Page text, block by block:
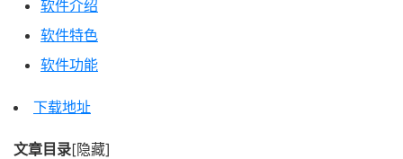
软件介绍
软件特色
软件功能
下载地址
文章目录[隐藏]